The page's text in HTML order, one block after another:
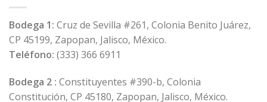
Casino
in
the
Scene
Bodega 1: Cruz de Sevilla #261, Colonia Benito Juárez,
CP 45199, Zapopan, Jalisco, México.
Teléfono: (333) 366 6911
Bodega 2 : Constituyentes #390-b, Colonia
Constitución, CP 45180, Zapopan, Jalisco, México.